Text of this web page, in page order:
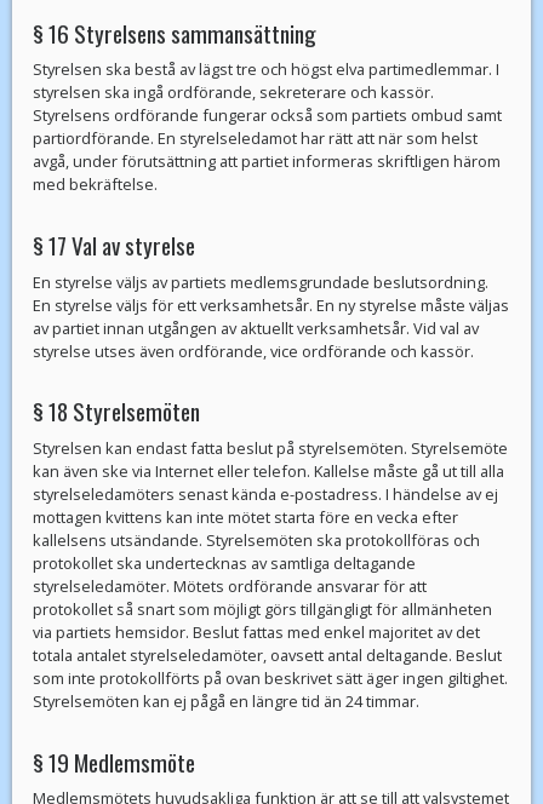
§ 16 Styrelsens sammansättning
Styrelsen ska bestå av lägst tre och högst elva partimedlemmar. I
styrelsen ska ingå ordförande, sekreterare och kassör.
Styrelsens ordförande fungerar också som partiets ombud samt
partiordförande. En styrelseledamot har rätt att när som helst
avgå, under förutsättning att partiet informeras skriftligen härom
med bekräftelse.
§ 17 Val av styrelse
En styrelse väljs av partiets medlemsgrundade beslutsordning.
En styrelse väljs för ett verksamhetsår. En ny styrelse måste väljas
av partiet innan utgången av aktuellt verksamhetsår. Vid val av
styrelse utses även ordförande, vice ordförande och kassör.
§ 18 Styrelsemöten
Styrelsen kan endast fatta beslut på styrelsemöten. Styrelsemöte
kan även ske via Internet eller telefon. Kallelse måste gå ut till alla
styrelseledamöters senast kända e-postadress. I händelse av ej
mottagen kvittens kan inte mötet starta före en vecka efter
kallelsens utsändande. Styrelsemöten ska protokollföras och
protokollet ska undertecknas av samtliga deltagande
styrelseledamöter. Mötets ordförande ansvarar för att
protokollet så snart som möjligt görs tillgängligt för allmänheten
via partiets hemsidor. Beslut fattas med enkel majoritet av det
totala antalet styrelseledamöter, oavsett antal deltagande. Beslut
som inte protokollförts på ovan beskrivet sätt äger ingen giltighet.
Styrelsemöten kan ej pågå en längre tid än 24 timmar.
§ 19 Medlemsmöte
Medlemsmötets huvudsakliga funktion är att se till att valsystemet